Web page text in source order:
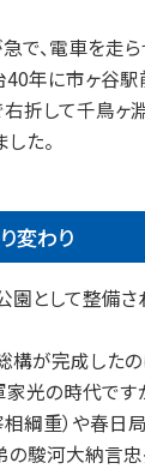
で、電車を走
40年に市ヶ谷
右折して千鳥ヶ
た。
変わり
園として整備
構が完成した
光の時代です
綱重）や春日
の駿河大納言